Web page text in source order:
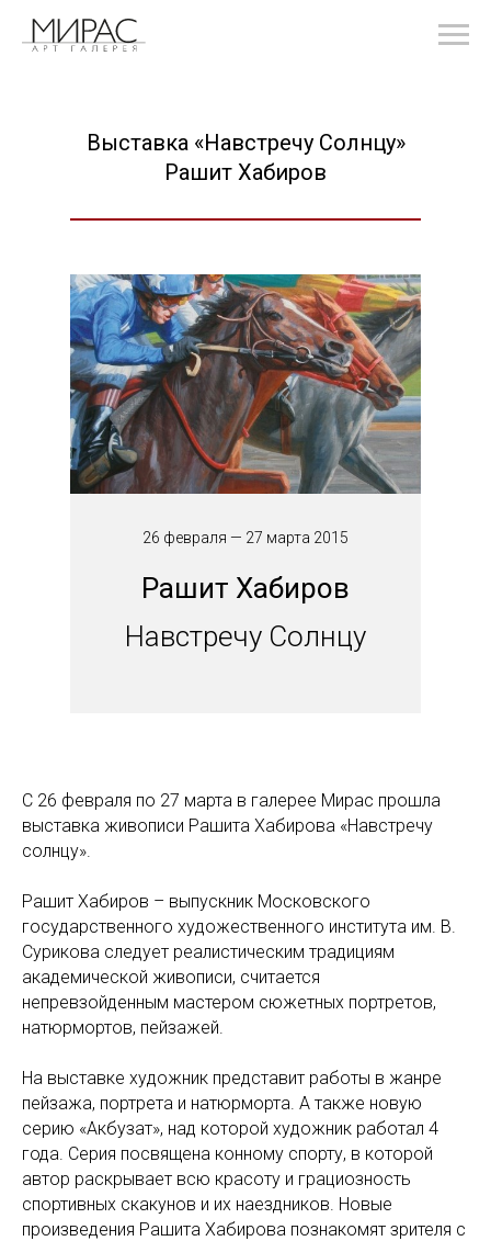
Выставка «Навстречу Солнцу»
Рашит Хабиров
26 февраля — 27 марта 2015
Рашит Хабиров
Навстречу Солнцу
С 26 февраля по 27 марта в галерее Мирас прошла
выставка живописи Рашита Хабирова «Навстречу
солнцу».
Рашит Хабиров – выпускник Московского
государственного художественного института им. В.
Сурикова следует реалистическим традициям
академической живописи, считается
непревзойденным мастером сюжетных портретов,
натюрмортов, пейзажей.
На выставке художник представит работы в жанре
пейзажа, портрета и натюрморта. А также новую
серию «Акбузат», над которой художник работал 4
года. Серия посвящена конному спорту, в которой
автор раскрывает всю красоту и грациозность
спортивных скакунов и их наездников. Новые
произведения Рашита Хабирова познакомят зрителя с